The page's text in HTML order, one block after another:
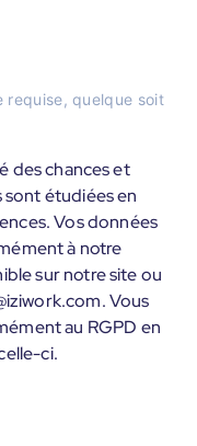
requise, quelque soit
des chances et
sont étudiées en
Vos données
à notre
sur notre site ou
Vous
au RGPD en
ci.